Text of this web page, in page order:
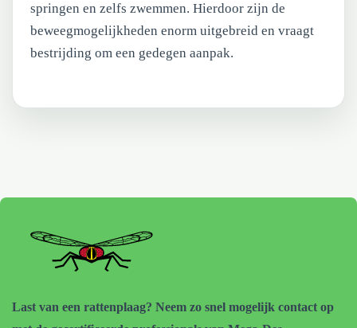
springen en zelfs zwemmen. Hierdoor zijn de
beweegmogelijkheden enorm uitgebreid en vraagt
bestrijding om een gedegen aanpak.
Last van een rattenplaag? Neem zo snel mogelijk contact op